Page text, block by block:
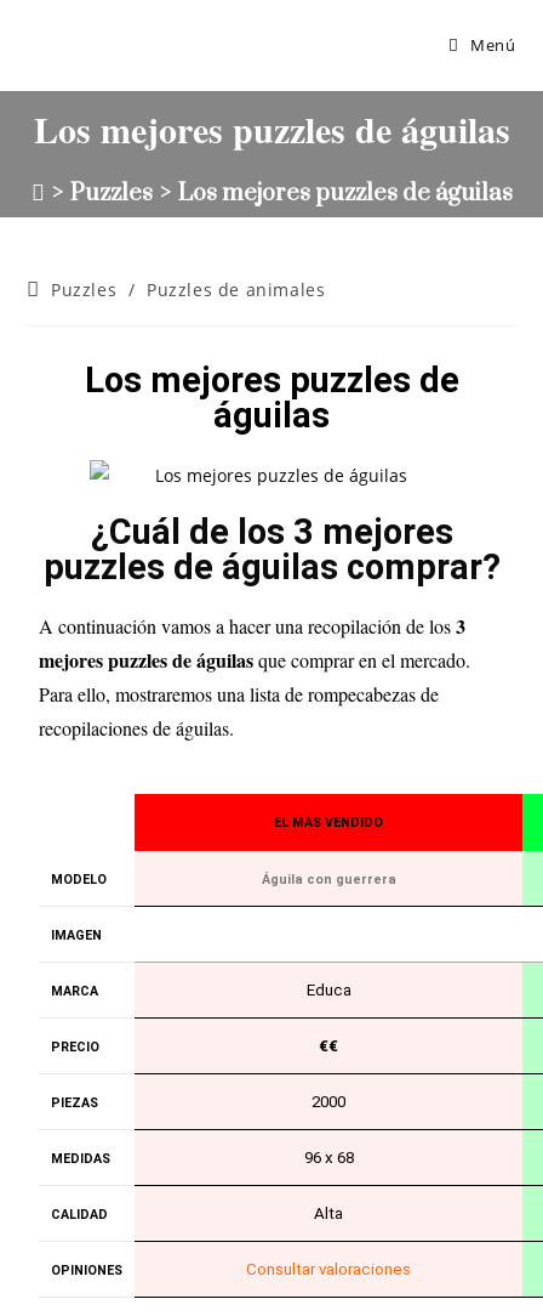
Menú
Los mejores puzzles de águilas
> Puzzles > Los mejores puzzles de águilas
Puzzles / Puzzles de animales
Los mejores puzzles de
águilas
¿Cuál de los 3 mejores
puzzles de águilas comprar?
A continuación vamos a hacer una recopilación de los3
mejores puzzles de águilasque comprar en el mercado.
Para ello, mostraremos una lista de rompecabezas de
recopilaciones de águilas.
EL MÁS VENDIDO
MODELO Águila con guerrera
IMAGEN
MARCA Educa
PRECIO €€
PIEZAS 2000
MEDIDAS 96 x 68
CALIDAD Alta
OPINIONES Consultar valoraciones